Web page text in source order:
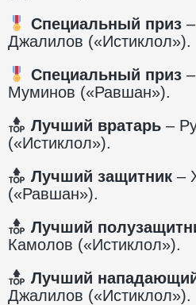
Специальный приз–
Джалилов («Истиклол»).
Специальный приз–
Муминов («Равшан»).
Лучший вратарь–
(«Истиклол»).
Лучший защитник–
(«Равшан»).
Лучший
Камолов («Истиклол»).
Лучший
Джалилов («Истиклол»).